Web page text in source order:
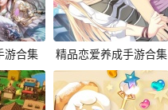
游合集 精品恋爱养成手游合集